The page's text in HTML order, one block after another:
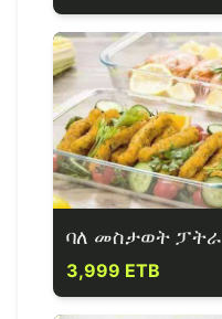
ባለ መስታወት ፓትራ
3,999 ETB